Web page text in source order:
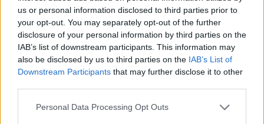
us or personal information disclosed to third parties prior to
your opt-out. You may separately opt-out of the further
disclosure of your personal information by third parties on the
IAB’s list of downstream participants. This information may
also be disclosed by us to third parties on the IAB’s List of
Downstream Participants that may further disclose it to other
Personal Data Processing Opt Outs
Tömegverekedés lett a szűk
mezőgazdasági úti vitából
Csatószegen
Székelyhon
akiket villámcsapás ért a